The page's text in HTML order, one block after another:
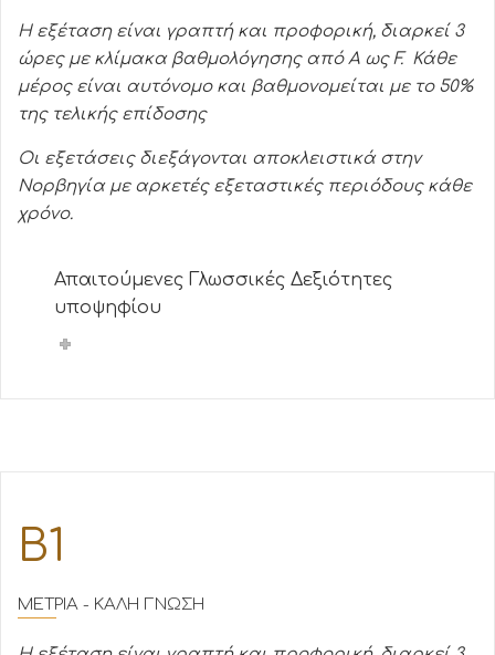
Η εξέταση είναι γραπτή και προφορική, διαρκεί 3
ώρες με κλίμακα βαθμολόγησης από Α ως F. Κάθε
μέρος είναι αυτόνομο και βαθμονομείται με το 50%
της τελικής επίδοσης
Οι εξετάσεις διεξάγονται αποκλειστικά στην
Νορβηγία με αρκετές εξεταστικές περιόδους κάθε
χρόνο.
Απαιτούμενες Γλωσσικές Δεξιότητες
υποψηφίου
Β1
ΜΕΤΡΙΑ - ΚΑΛΗ ΓΝΩΣΗ